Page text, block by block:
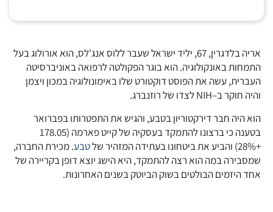
אריה בלדגרין, 67, יליד ישראל שעבר ללוס אנג'לס, הוא אורולוג בעל
התמחות באונקולוגיה. הוא בוגר הפקולטה לרפואה באוניברסיטה
העברית, עשה את הפוסט דוקטורט שלו באימונולוגיה במכון ויצמן
והיה חוקר ב–NIH לצדו של רוזנברג.
הוא היה חבר דירקטוריון בטבע, והגיש את התפטרותו בפברואר
בטענה כי ברצונו להתמקד בעסקיה של קייט פארמה (178.05
+28%) והביע את ביטחונו בעתידה המזהיר של
טבע. מכירת החברה,
שמסבירה במה הוא רצה להתמקד, היא הישג יוצא דופן בקריירה של
אחד היזמים הבולטים בשוק הביוטק בשנים האחרונות.